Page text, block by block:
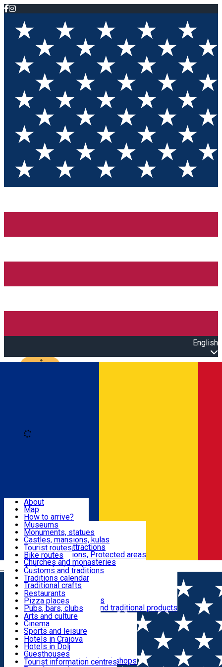
English
Română
Attractions
Routes
Customs, Traditions
Food & Drinks
Leisure & Fun
Accommodation
Useful
About
Map
How to arrive?
Recommendations
Tourist attractions
News
Museums
Monuments, statues
Castles, mansions, kulas
Architectural attractions
Natural attractions, Protected areas
Churches and monasteries
Archaeological sites
Parks and gardens
Tourist routes
Bike routes
Customs and traditions
Traditions calendar
Traditional crafts
Traditional cuisine
Wineries and vineyards
Local manufacturers and traditional products
Restaurants
Pizza places
Pubs, bars, clubs
Cafes and teahouses
Sweets and ice cream
Fast-food
Arts and culture
Cinema
Sports and leisure
Horse riding
Swimming pools
Zoo
Shopping, souvenirs, bookshops
Hotels in Craiova
Hotels in Dolj
Guesthouses
Villas
Tourist information centres